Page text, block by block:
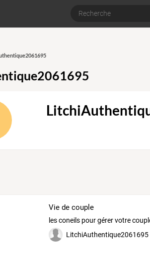
Vie de couple
les coneils pour gérer votre
LitchiAuthentique2061695